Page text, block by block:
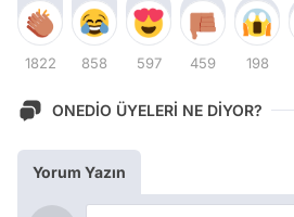
1822 858 597 459 198
ONEDİO ÜYELERİ NE DİYOR?
Yorum Yazın